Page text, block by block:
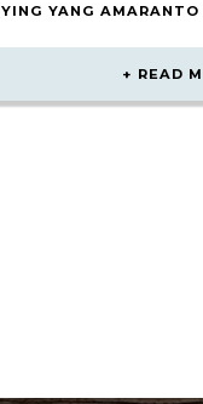
YING YANG
READ